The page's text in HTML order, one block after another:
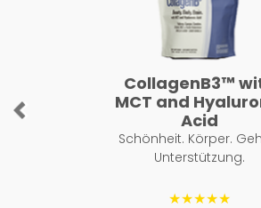
CollagenB3™
MCT and
Acid
Schönheit. Körper.
Unterstützung.
★★★★★
Previous